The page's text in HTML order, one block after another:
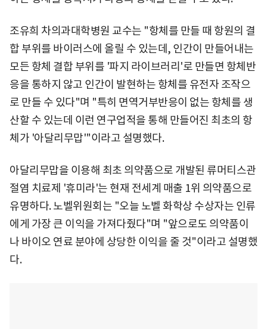
조유희 차의과대학병원 교수는 "항체를 만들 때 항원의 결
합 부위를 바이러스에 올릴 수 있는데, 인간이 만들어내는
모든 항체 결합 부위를 '파지 라이브러리'로 만들면 항체반
응을 통하지 않고 인간이 발현하는 항체를 유전자 조작으
로 만들 수 있다"며 "특히 면역거부반응이 없는 항체를 생
산할 수 있는데 이런 연구업적을 통해 만들어진 최초의 항
체가 '아달리무맙'"이라고 설명했다.
아달리무맙을 이용해 최초 의약품으로 개발된 류머티스관
절염 치료제 '휴미라'는 현재 전세계 매출 1위 의약품으로
유명하다. 노벨위원회는 "오늘 노벨 화학상 수상자는 인류
에게 가장 큰 이익을 가져다줬다"며 "앞으로도 의약품이
나 바이오 연료 분야에 상당한 이익을 줄 것"이라고 설명했
다.